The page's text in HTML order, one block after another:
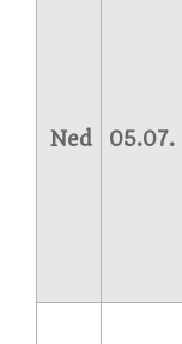
Ned 05.07.